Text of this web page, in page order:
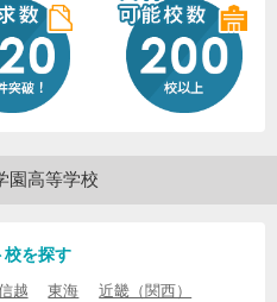
園高等学校
校を探す
越 東海 近畿（関西）